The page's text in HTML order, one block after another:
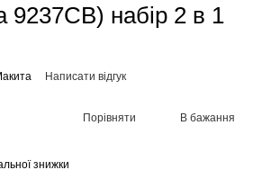
9237CB) набір 2 в 1
Написати відгук
Порівняти В бажання
знижки